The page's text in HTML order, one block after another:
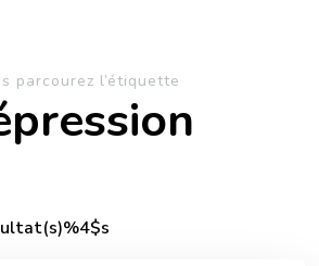
parcourez l’étiquette